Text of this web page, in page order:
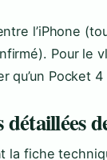
l’iPhone
Pour le
qu’un Pocket
fiche